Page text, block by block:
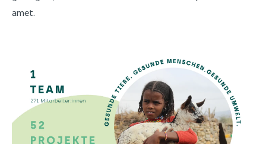
amet.